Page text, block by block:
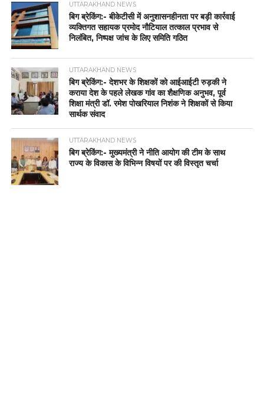
UTTARAKHAND NEWS
बिग ब्रेकिंग:- बीकेटीसी में अनुशासनहीनता पर बड़ी कार्रवाई
व्यक्तिगत सहायक प्रमोद नौटियाल तत्काल प्रभाव से
निलंबित, निष्पक्ष जांच के लिए समिति गठित
UTTARAKHAND NEWS
बिग ब्रेकिंग:- देशभर के शिक्षकों को आईआईटी रुड़की ने
कराया देश के पहले लेखक गांव का शैक्षणिक अनुभव, पूर्व
शिक्षा मंत्री डॉ. रमेश पोखरियाल निशंक ने शिक्षकों से किया
सार्थक संवाद
UTTARAKHAND NEWS
बिग ब्रेकिंग:- मुख्यमंत्री ने नीति आयोग की टीम के साथ
राज्य के विकास के विभिन्न विषयों पर की विस्तृत चर्चा